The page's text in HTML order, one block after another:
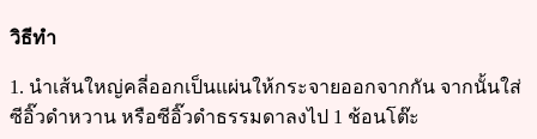
วิธีทำ
1. นำเส้นใหญ่คลี่ออกเป็นแผ่นให้กระจายออกจากกัน จากนั้นใส่
ซีอิ๊วดำหวาน หรือซีอิ๊วดำธรรมดาลงไป 1 ช้อนโต๊ะ